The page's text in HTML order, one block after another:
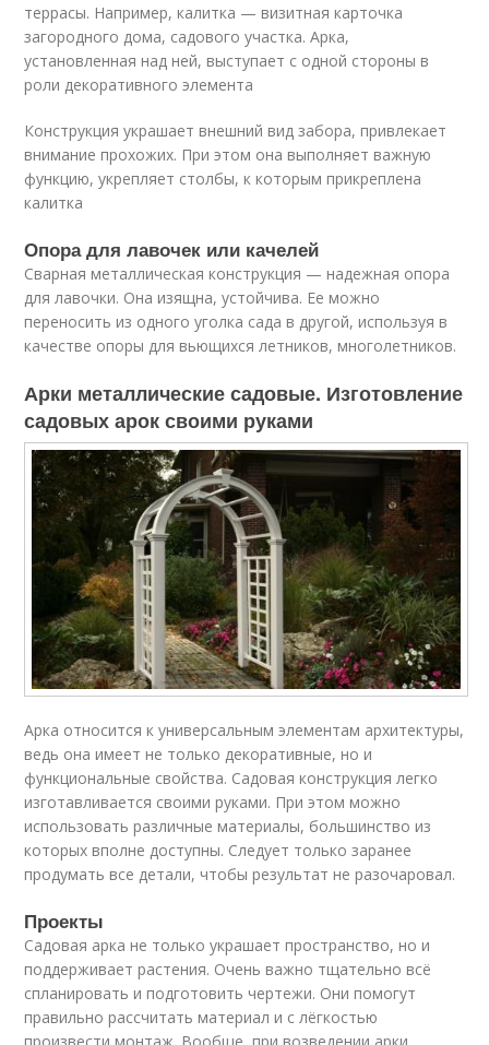
террасы. Например, калитка — визитная карточка
загородного дома, садового участка. Арка,
установленная над ней, выступает с одной стороны в
роли декоративного элемента
Конструкция украшает внешний вид забора, привлекает
внимание прохожих. При этом она выполняет важную
функцию, укрепляет столбы, к которым прикреплена
калитка
Опора для лавочек или качелей
Сварная металлическая конструкция — надежная опора
для лавочки. Она изящна, устойчива. Ее можно
переносить из одного уголка сада в другой, используя в
качестве опоры для вьющихся летников, многолетников.
Арки металлические садовые. Изготовление
садовых арок своими руками
Арка относится к универсальным элементам архитектуры,
ведь она имеет не только декоративные, но и
функциональные свойства. Садовая конструкция легко
изготавливается своими руками. При этом можно
использовать различные материалы, большинство из
которых вполне доступны. Следует только заранее
продумать все детали, чтобы результат не разочаровал.
Проекты
Садовая арка не только украшает пространство, но и
поддерживает растения. Очень важно тщательно всё
спланировать и подготовить чертежи. Они помогут
правильно рассчитать материал и с лёгкостью